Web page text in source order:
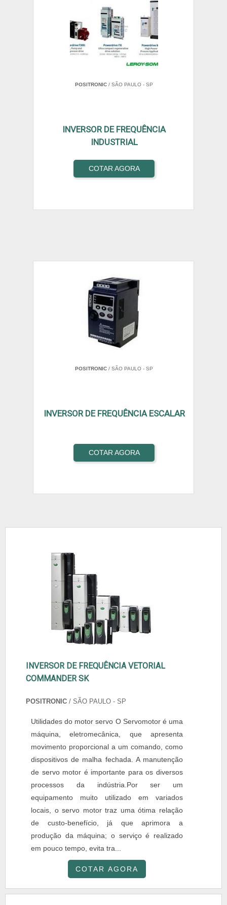
POSITRONIC / SÃO PAULO - SP
INVERSOR DE FREQUÊNCIA
INDUSTRIAL
COTAR AGORA
POSITRONIC / SÃO PAULO - SP
INVERSOR DE FREQUÊNCIA ESCALAR
COTAR AGORA
INVERSOR DE FREQUÊNCIA VETORIAL
COMMANDER SK
POSITRONIC / SÃO PAULO - SP
Utilidades do motor servo O Servomotor é uma
máquina, eletromecânica, que apresenta
movimento proporcional a um comando, como
dispositivos de malha fechada. A manutenção
de servo motor é importante para os diversos
processos da indústria.Por ser um
equipamento muito utilizado em variados
locais, o servo motor traz uma ótima relação
de custo-benefício, já que aprimora a
produção da máquina; o serviço é realizado
em pouco tempo, evita tra...
COTAR AGORA